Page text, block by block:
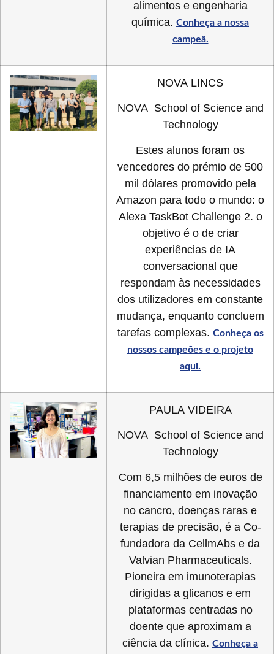
alimentos e engenharia
química. Conheça a nossa
campeã.
NOVA LINCS
NOVA School of Science and
Technology
Estes alunos foram os
vencedores do prémio de 500
mil dólares promovido pela
Amazon para todo o mundo: o
Alexa TaskBot Challenge 2. o
objetivo é o de criar
experiências de IA
conversacional que
respondam às necessidades
dos utilizadores em constante
mudança, enquanto concluem
tarefas complexas. Conheça os
nossos campeões e o projeto
aqui.
PAULA VIDEIRA
NOVA School of Science and
Technology
Com 6,5 milhões de euros de
financiamento em inovação
no cancro, doenças raras e
terapias de precisão, é a Co-
fundadora da CellmAbs e da
Valvian Pharmaceuticals.
Pioneira em imunoterapias
dirigidas a glicanos e em
plataformas centradas no
doente que aproximam a
ciência da clínica. Conheça a